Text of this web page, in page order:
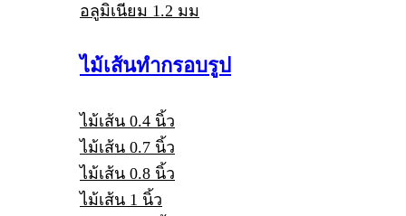
อลูมิเนียม 1.2 มม
ไม้เส้นทำกรอบรูป
ไม้เส้น 0.4 นิ้ว
ไม้เส้น 0.7 นิ้ว
ไม้เส้น 0.8 นิ้ว
ไม้เส้น 1 นิ้ว